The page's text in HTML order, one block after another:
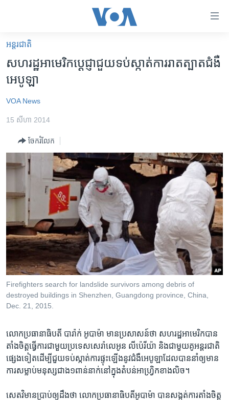
គេហទំព័រ​
ទាក់ទង
និង​
ទំព័រ​
រំលង​
ចូល​
សម្ព័ន្ធ​
និង​
ចូល​
ទៅ​
កាន់​
អន្តរជាតិ
អាមេរិក
កម្ពុជាច្នៃប្រតិដ្ឋ
ព្រឹត្តិការណ៍ព័ត៌មាន
ទូរទស្សន៍ / វីដេអូ​
វិទ្យុ / ផតខាសថ៍
កម្មវិធីទាំងអស់
Khmer English
បណ្តាញ​សង្គម
អន្តរជាតិ
សហរដ្ឋ​​​អាមេរិក​​​ប្ដេជ្ញា​​​ជួយ​​​ទប់​​​ស្កាត់​​​ការ​​​រាត​​​ត្បាត​​​ជំងឺ​​​
អេបូឡា
VOA News
15 សីហា 2014
ចែករំលែក
Firefighters search for landslide survivors among debris of
destroyed buildings in Shenzhen, Guangdong province, China,
Dec. 21, 2015.
លោកប្រធានា​ធិបតី ​បារ៉ាក់ ​អូបាម៉ា ​មាន​ប្រ​សាសន៍​ថា ​សហរដ្ឋ​អាមេរិក​បាន​
តាំង​ចិត្តធ្វើ​ការ​ជាមួយ​ប្រទេស​សេរ៉ាលេអូន​ ​លីប៉េរីយ៉ា និង​ជាមួយ​គូ​អន្តរជាតិ​
ផ្សេង​ទៀត​ដើម្បី​ជួយ​ទប់​ស្កាត់​ការ​ផ្ទុះ​ឡើង​នូវ​ជំងឺ​អេបូឡា​ដែល​បាន​នាំ​ឲ្យ​មាន​
ការ​សម្លាប់​មនុស្ស​ជាង​១​ពាន់​នាក់​នៅ​ក្នុង​តំបន់​អាហ្វ្រិក​ខាង​លិច។
​សេតវិមាន​ប្រាប់​ឲ្យដឹង​ថា ​លោក​ប្រធានា​ធិបតី​អូបាម៉ា ​បាន​សង្កត់​ការ​តាំង​ចិត្ត​